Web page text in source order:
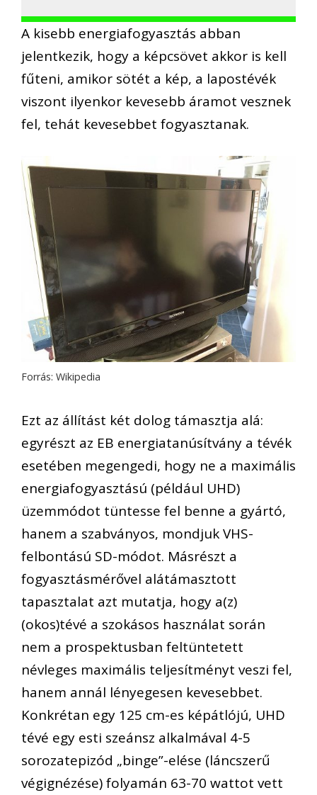
A kisebb energiafogyasztás abban
jelentkezik, hogy a képcsövet akkor is kell
fűteni, amikor sötét a kép, a lapostévék
viszont ilyenkor kevesebb áramot vesznek
fel, tehát kevesebbet fogyasztanak.
Forrás: Wikipedia
Ezt az állítást két dolog támasztja alá:
egyrészt az EB energiatanúsítvány a tévék
esetében megengedi, hogy ne a maximális
energiafogyasztású (például UHD)
üzemmódot tüntesse fel benne a gyártó,
hanem a szabványos, mondjuk VHS-
felbontású SD-módot. Másrészt a
fogyasztásmérővel alátámasztott
tapasztalat azt mutatja, hogy a(z)
(okos)tévé a szokásos használat során
nem a prospektusban feltüntetett
névleges maximális teljesítményt veszi fel,
hanem annál lényegesen kevesebbet.
Konkrétan egy 125 cm-es képátlójú, UHD
tévé egy esti szeánsz alkalmával 4-5
sorozatepizód „binge”-elése (láncszerű
végignézése) folyamán 63-70 wattot vett